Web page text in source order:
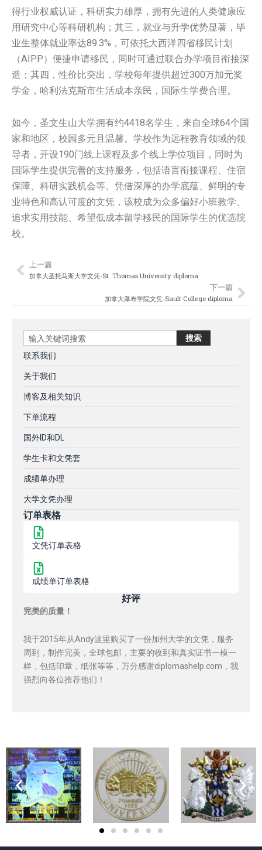
得行业权威认证，科研实力雄厚，拥有先进的人类健康应
用研究中心等科研机构；其三，就业与升学优势显著，毕
业生整体就业率达89.3%，可依托大西洋四省移民计划
（AIPP）便捷申请移民，同时可通过联合办学项目衔接深
造；其四，性价比突出，学校每年提供超过300万加元奖
学金，哈利法克斯市生活成本亲民，国际生学费合理。
如今，圣文生山大学拥有约4418名学生，来自全球64个国
家和地区，校园多元且温馨。学校作为远程教育领域的领
导者，开设190门线上课程及多个线上学位项目，同时为
国际学生提供完善的支持服务，包括语言衔接课程、住宿
保障、科研实践机会等。凭借深厚的办学底蕴、鲜明的专
业特色和高认可度的文凭，该校成为众多偏好小班教学、
追求实用技能、希望低成本留学移民的国际学生的优选院
校。
Prev
上一篇
加拿大圣托马斯大学文凭-St. Thomas University diploma
下一篇
加拿大瀑布学院文凭-Sault College diploma
Search 搜索
联系我们
关于我们
博客及相关知识
下单流程
国外ID和DL
学生卡和文凭套
成绩单办理
大学文凭办理
订单表格
文凭订单表格
成绩单订单表格
好评
完美的质量！
我于2015年从Andy这里购买了一份加州大学的文凭，服务
周到，制作完美，全球包邮，主要的收到和真实证书一模一
样，包括印章，纸张等等，万分感谢diplomashelp.com，我
强烈向各位推荐他们！